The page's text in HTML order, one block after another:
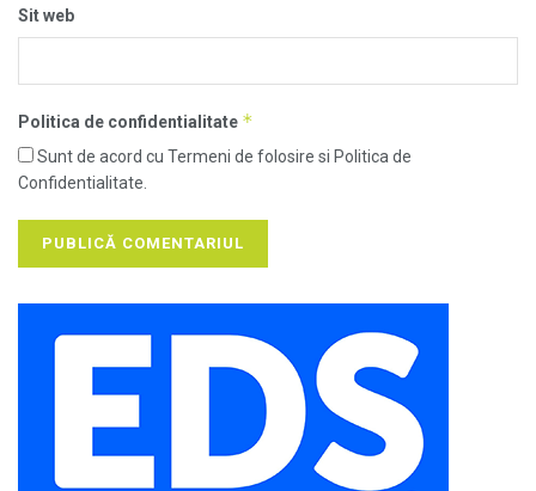
Sit web
Politica de confidentialitate *
Sunt de acord cu Termeni de folosire si Politica de
Confidentialitate.